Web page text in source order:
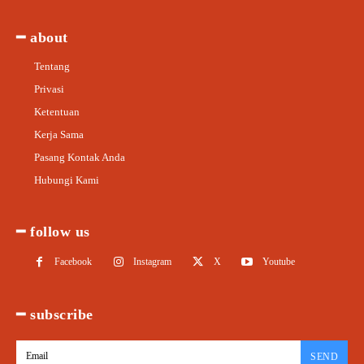
━ about
Tentang
Privasi
Ketentuan
Kerja Sama
Pasang Kontak Anda
Hubungi Kami
━ follow us
Facebook Instagram X Youtube
━ subscribe
SEND